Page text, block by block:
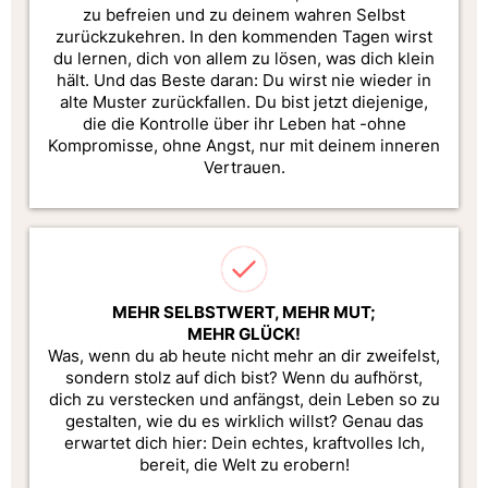
zu befreien und zu deinem wahren Selbst
zurückzukehren. In den kommenden Tagen wirst
du lernen, dich von allem zu lösen, was dich klein
hält. Und das Beste daran: Du wirst nie wieder in
alte Muster zurückfallen. Du bist jetzt diejenige,
die die Kontrolle über ihr Leben hat -ohne
Kompromisse, ohne Angst, nur mit deinem inneren
Vertrauen.
MEHR SELBSTWERT, MEHR MUT;
MEHR GLÜCK!
Was, wenn du ab heute nicht mehr an dir zweifelst,
sondern stolz auf dich bist? Wenn du aufhörst,
dich zu verstecken und anfängst, dein Leben so zu
gestalten, wie du es wirklich willst? Genau das
erwartet dich hier: Dein echtes, kraftvolles Ich,
bereit, die Welt zu erobern!